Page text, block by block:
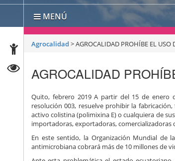
MENÚ
Agrocalidad >AGROCALIDAD PROHÍBE EL
AGROCALIDAD
Quito, febrero 2019 A partir del 15 de enero
resolución 003, resuelve prohibir la
activo colistina (polimixina E) o cualquiera de
importadoras, exportadoras,
En este sentido, la Organización Mundial de
antimicrobiana cobrará más de 10 millones de